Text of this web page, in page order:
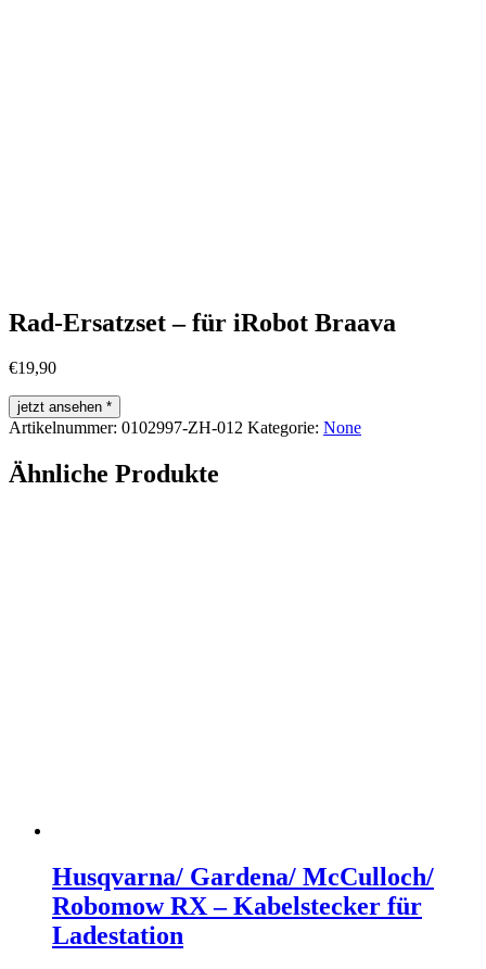
Rad-Ersatzset – für iRobot Braava
€19,90
jetzt ansehen *
Artikelnummer: 0102997-ZH-012 Kategorie: None
Ähnliche Produkte
Husqvarna/ Gardena/ McCulloch/
Robomow RX – Kabelstecker für
Ladestation